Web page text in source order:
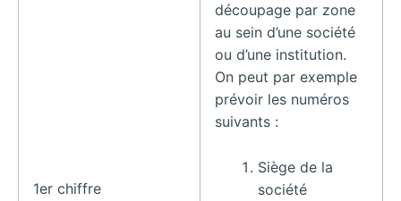
1er chiffre
découpage par zone
au sein d’une société
ou d’une institution.
On peut par exemple
prévoir les numéros
suivants :
Siège de la
société